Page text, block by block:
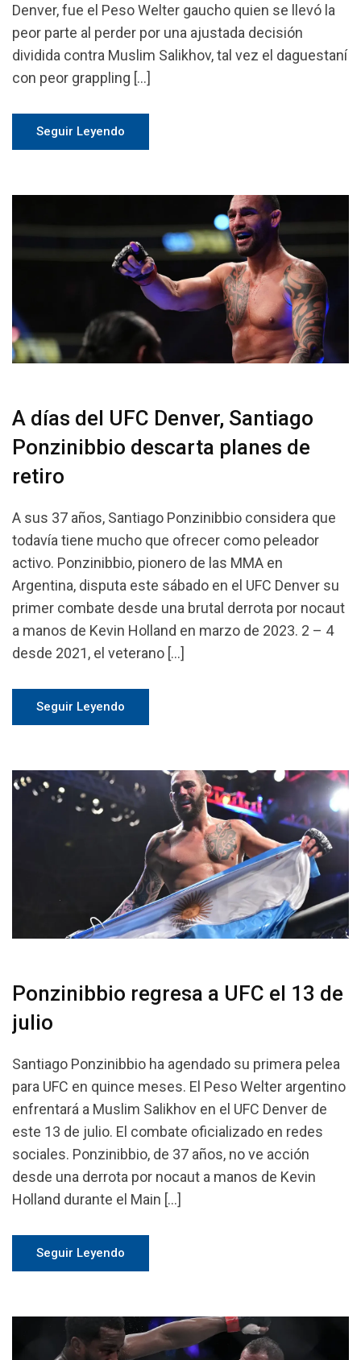
Denver, fue el Peso Welter gaucho quien se llevó la
peor parte al perder por una ajustada decisión
dividida contra Muslim Salikhov, tal vez el daguestaní
con peor grappling […]
Seguir Leyendo
A días del UFC Denver, Santiago
Ponzinibbio descarta planes de
retiro
A sus 37 años, Santiago Ponzinibbio considera que
todavía tiene mucho que ofrecer como peleador
activo. Ponzinibbio, pionero de las MMA en
Argentina, disputa este sábado en el UFC Denver su
primer combate desde una brutal derrota por nocaut
a manos de Kevin Holland en marzo de 2023. 2 – 4
desde 2021, el veterano […]
Seguir Leyendo
Ponzinibbio regresa a UFC el 13 de
julio
Santiago Ponzinibbio ha agendado su primera pelea
para UFC en quince meses. El Peso Welter argentino
enfrentará a Muslim Salikhov en el UFC Denver de
este 13 de julio. El combate oficializado en redes
sociales. Ponzinibbio, de 37 años, no ve acción
desde una derrota por nocaut a manos de Kevin
Holland durante el Main […]
Seguir Leyendo